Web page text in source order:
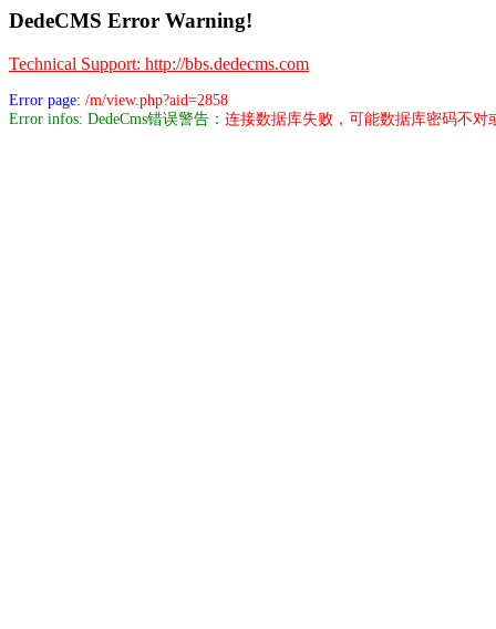
DedeCMS Error Warning!
Technical Support: http://bbs.dedecms.com
Error page: /m/view.php?aid=2858
Error infos: DedeCms错误警告： 连接数据库失败，可能数据库密码不对